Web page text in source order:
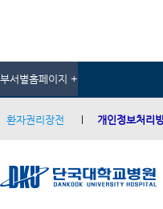
부서별홈페이지 +
환자권리장전 개인정보처리